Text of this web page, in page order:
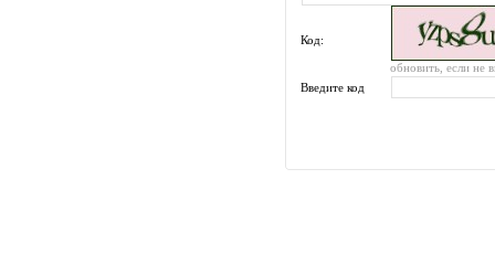
Код:
обновить, если не
Введите код